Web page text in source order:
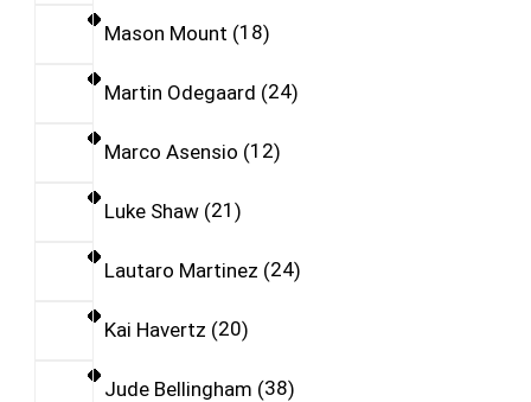
Mason Mount 18
Martin Odegaard 24
Marco Asensio 12
Luke Shaw 21
Lautaro Martinez 24
Kai Havertz 20
Jude Bellingham 38